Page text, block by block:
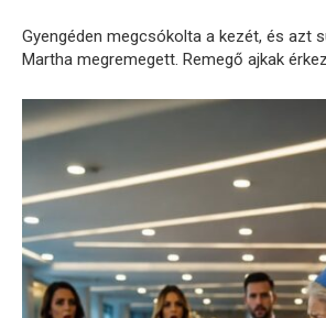
Gyengéden megcsókolta a kezét, és azt
Martha megremegett. Remegő ajkak